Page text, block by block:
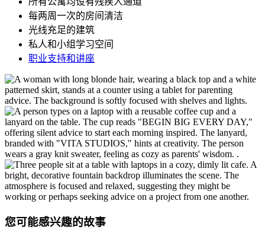
每两周一次的房间清洁
光线充足的建筑
私人和小组学习空间
职业支持和讲座
您可能感兴趣的故事